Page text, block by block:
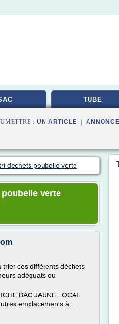
TUBE
: UN ARTICLE
tri dechets poubelle verte
verte
trier ces différents déchets
adéquats ou
BAC JAUNE LOCAL
emplacements à...